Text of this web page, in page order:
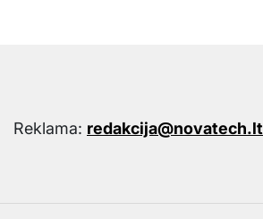
Reklama: redakcija@novatech.lt